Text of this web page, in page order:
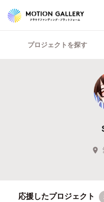
プロジェクトを探す
応援したプロジェクト